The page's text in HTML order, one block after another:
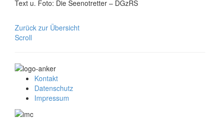
Text u. Foto: Die Seenotretter – DGzRS
Zurück zur Übersicht
Scroll
Kontakt
Datenschutz
Impressum